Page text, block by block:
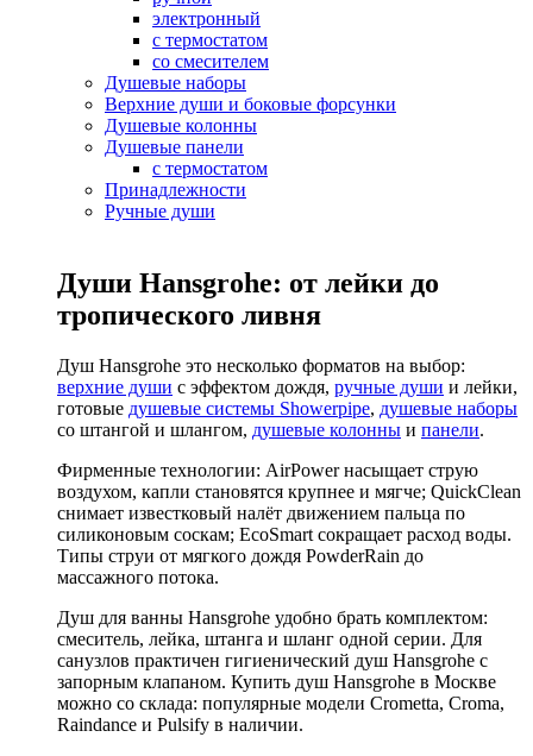
электронный
с термостатом
со смесителем
Душевые наборы
Верхние души и боковые форсунки
Душевые колонны
Душевые панели
с термостатом
Принадлежности
Ручные души
Души Hansgrohe: от лейки до
тропического ливня
Душ Hansgrohe это несколько форматов на выбор:
верхние души с эффектом дождя, ручные души и лейки,
готовые душевые системы Showerpipe, душевые наборы
со штангой и шлангом, душевые колонны и панели.
Фирменные технологии: AirPower насыщает струю
воздухом, капли становятся крупнее и мягче; QuickClean
снимает известковый налёт движением пальца по
силиконовым соскам; EcoSmart сокращает расход воды.
Типы струи от мягкого дождя PowderRain до
массажного потока.
Душ для ванны Hansgrohe удобно брать комплектом:
смеситель, лейка, штанга и шланг одной серии. Для
санузлов практичен гигиенический душ Hansgrohe с
запорным клапаном. Купить душ Hansgrohe в Москве
можно со склада: популярные модели Crometta, Croma,
Raindance и Pulsify в наличии.